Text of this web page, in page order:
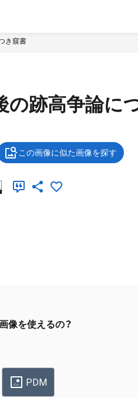
き窺書
の跡高争論に
この画像に似た画像を探す
像を使えるの？
PDM